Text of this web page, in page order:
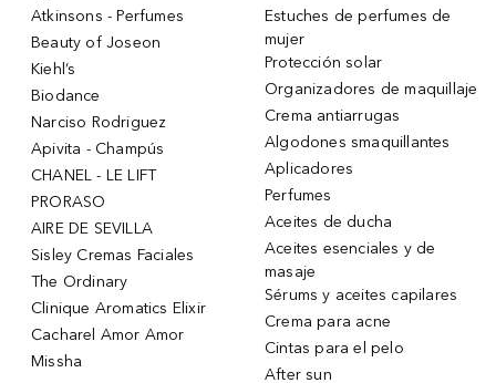
Atkinsons - Perfumes
Beauty of Joseon
Kiehl’s
Biodance
Narciso Rodriguez
Apivita - Champús
CHANEL - LE LIFT
PRORASO
AIRE DE SEVILLA
Sisley Cremas Faciales
The Ordinary
Clinique Aromatics Elixir
Cacharel Amor Amor
Missha
Estuches de perfumes de
mujer
Protección solar
Organizadores de maquillaje
Crema antiarrugas
Algodones smaquillantes
Aplicadores
Perfumes
Aceites de ducha
Aceites esenciales y de
masaje
Sérums y aceites capilares
Crema para acne
Cintas para el pelo
After sun